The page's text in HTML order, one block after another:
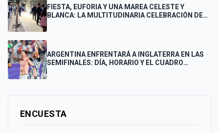
FIESTA, EUFORIA Y UNA MAREA CELESTE Y
BLANCA: LA MULTITUDINARIA CELEBRACIÓN DE
ARGENTINA ENFRENTARÁ A INGLATERRA EN LAS
SEMIFINALES: DÍA, HORARIO Y EL CUADRO
ENCUESTA